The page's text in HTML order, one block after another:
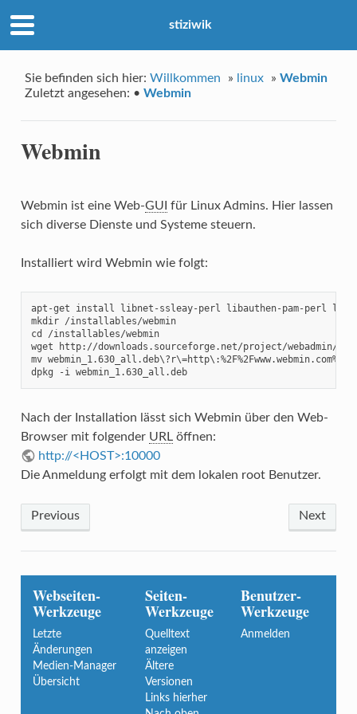
stiziwik
Sie befinden sich hier:Willkommen » linux »Webmin
Zuletzt angesehen: • Webmin
Webmin
Webmin ist eine Web-GUI für Linux Admins. Hier lassen
sich diverse Dienste und Systeme steuern.
Installiert wird Webmin wie folgt:
apt-get install libnet-ssleay-perl libauthen-pam-perl
mkdir /installables/webmin
cd /installables/webmin
wget http://downloads.sourceforge.net/project/webadmin/
mv
dpkg -i webmin_1.630_all.deb
Nach der Installation lässt sich Webmin über den Web-
Browser mit folgender URLöffnen:
http://<HOST>:10000
Die Anmeldung erfolgt mit dem lokalen root Benutzer.
Previous Next
Webseiten-
Werkzeuge
Letzte
Änderungen
Medien-Manager
Übersicht
Seiten-
Werkzeuge
Quelltext
anzeigen
Ältere
Versionen
Links hierher
Benutzer-
Werkzeuge
Anmelden